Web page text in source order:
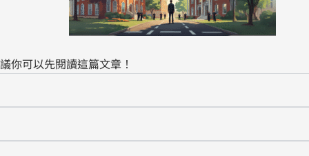
你可以先閱讀這篇文章！